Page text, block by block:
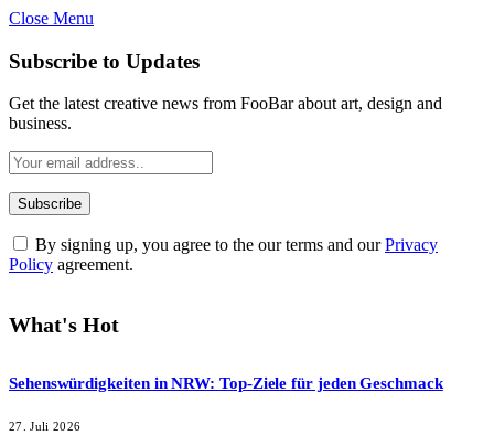
Close Menu
Subscribe to Updates
Get the latest creative news from FooBar about art, design and
business.
By signing up, you agree to the our terms and ourPrivacy
Policy agreement.
What's Hot
Sehenswürdigkeiten in NRW: Top-Ziele für jeden Geschmack
27. Juli 2026